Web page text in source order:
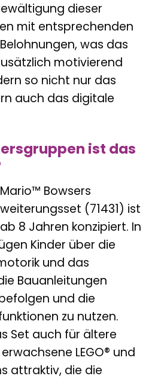
dieser
mit entsprechenden
was das
motivierend
so nicht nur das
auch das digitale
ist das
Mario™ Bowsers
(71431) ist
8 Jahren konzipiert. In
Kinder über die
und das
Bauanleitungen
und die
zu nutzen.
Set auch für ältere
LEGO® und
attraktiv, die die